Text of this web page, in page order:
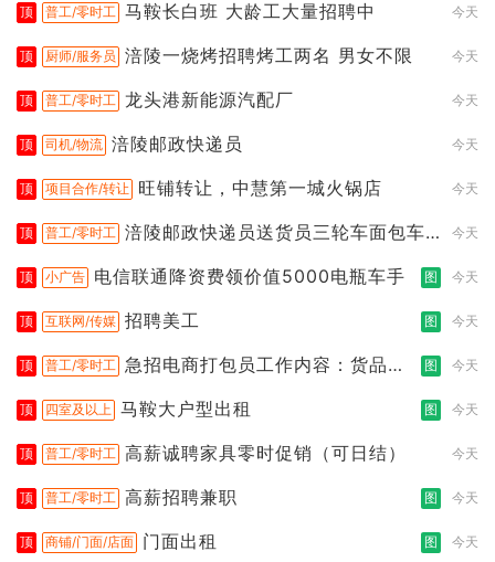
顶 普工/零时工 马鞍长白班 大龄工大量招聘中 今天
顶 厨师/服务员 涪陵一烧烤招聘烤工两名 男女不限 今天
顶 普工/零时工 龙头港新能源汽配厂 今天
顶 司机/物流 涪陵邮政快递员 今天
顶 项目合作/转让 旺铺转让，中慧第一城火锅店 今天
顶 普工/零时工 涪陵邮政快递员送货员三轮车面包车
今天
顶 小广告 电信联通降资费领价值5000电瓶车手 图 今天
顶 互联网/传媒 招聘美工 图 今天
顶 普工/零时工 急招电商打包员工作内容：货品分
图 今天
顶 四室及以上 马鞍大户型出租 图 今天
顶 普工/零时工 高薪诚聘家具零时促销（可日结） 今天
顶 普工/零时工 高薪招聘兼职 图 今天
顶 商铺/门面/店面 门面出租 图 今天